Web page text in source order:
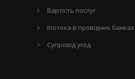
Вартість послуг
Іпотека в провідних банках
Супровід угод